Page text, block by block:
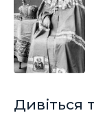
Дивіться